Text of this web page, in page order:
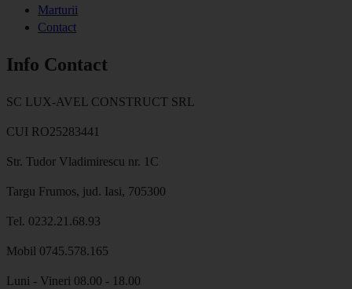
Marturii
Contact
Info Contact
SC LUX-AVEL CONSTRUCT SRL
CUI RO25283441
Str. Tudor Vladimirescu nr. 1C
Targu Frumos, jud. Iasi, 705300
Tel. 0232.21.68.93
Mobil 0745.578.165
Luni - Vineri 08.00 - 18.00